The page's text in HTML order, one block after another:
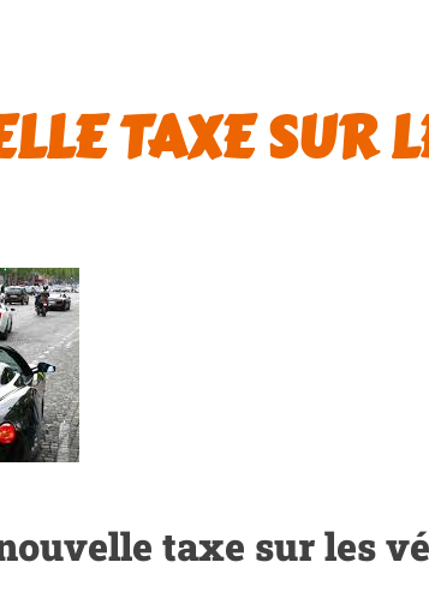
TAXE SUR
taxe sur les